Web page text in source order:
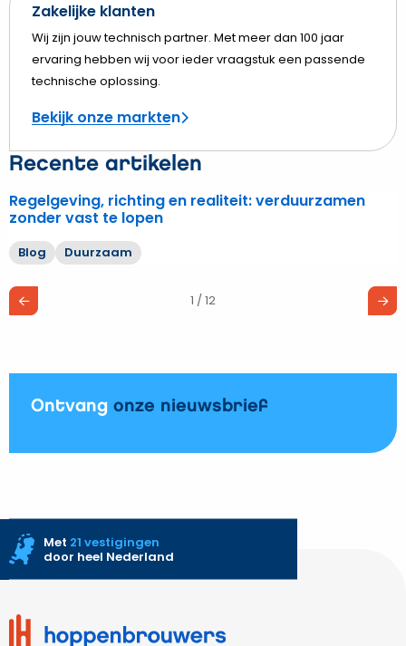
Zakelijke klanten
Wij zijn jouw technisch partner. Met meer dan 100 jaar
ervaring hebben wij voor ieder vraagstuk een passende
technische oplossing.
Bekijk onze markten
Recente artikelen
Regelgeving, richting en realiteit: verduurzamen
zonder vast te lopen
Blog Duurzaam
Lees
meer
over
Regelgeving,
richting
en
zonder
vast
1 / 12
Ontvang onze nieuwsbrief
Site
Met 21 vestigingen
door heel Nederland